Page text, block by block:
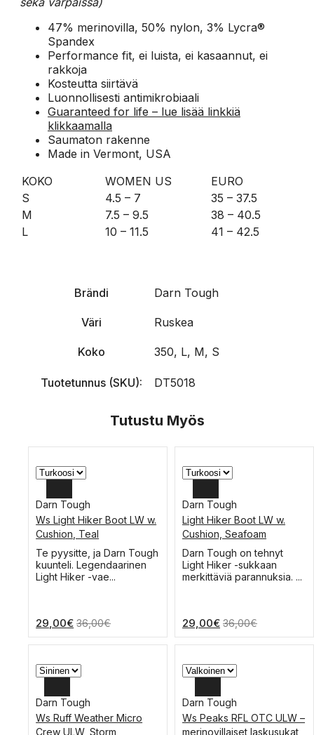
47% merinovilla, 50% nylon, 3% Lycra®
Spandex
Performance fit, ei luista, ei kasaannut, ei
rakkoja
Kosteutta siirtävä
Luonnollisesti antimikrobiaali
Guaranteed for life – lue lisää linkkiä
klikkaamalla
Saumaton rakenne
Made in Vermont, USA
KOKO
WOMEN US
EURO
S
4.5 – 7
35 – 37.5
M
7.5 – 9.5
38 – 40.5
L
10 – 11.5 41 – 42.5
Brändi Darn Tough
Väri Ruskea
Koko 350, L, M, S
Tuotetunnus (SKU): DT5018
Tutustu Myös
L
S
Darn Tough
Ws Light Hiker Boot LW w.
Cushion, Teal
Te pyysitte, ja Darn Tough
kuunteli. Legendaarinen
Light Hiker -vae...
29,00€ 36,00€
XL
L
M
Darn Tough
Light Hiker Boot LW w.
Cushion, Seafoam
Darn Tough on tehnyt
Light Hiker -sukkaan
merkittäviä parannuksia. ...
29,00€ 36,00€
M
Darn Tough
Ws Ruff Weather Micro
Crew ULW, Storm
L
Darn Tough
Ws Peaks RFL OTC ULW –
merinovillaiset laskusukat